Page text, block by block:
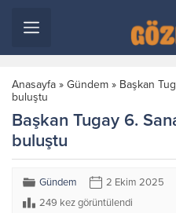
Anasayfa » Gündem » Başkan
buluştu
Başkan Tugay 6.
buluştu
Gündem 2 Ekim 2025
249 kez görüntülendi